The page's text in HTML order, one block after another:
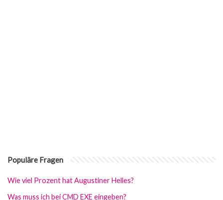
Populäre Fragen
Wie viel Prozent hat Augustiner Helles?
Was muss ich bei CMD EXE eingeben?